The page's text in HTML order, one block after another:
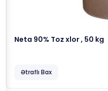
Neta 90% Toz xlor , 50 kg
Ətraflı Bax